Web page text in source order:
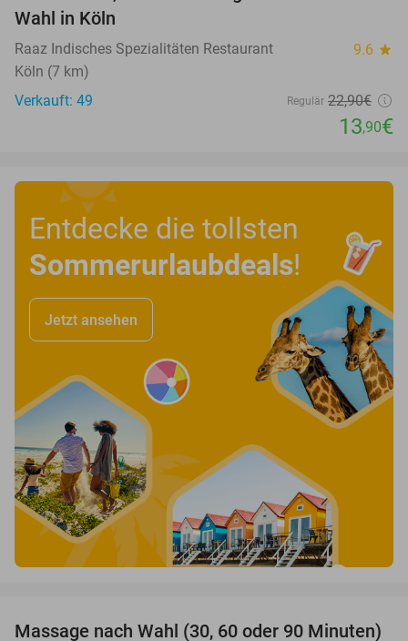
Wahl in Köln
Raaz Indisches Spezialitäten Restaurant 9.6 star
Köln (7 km)
Verkauft: 49
Regulär 22,90€
13,90€
Entdecke die tollsten
Sommerurlaubdeals!
Jetzt ansehen
Massage nach Wahl (30, 60 oder 90 Minuten)